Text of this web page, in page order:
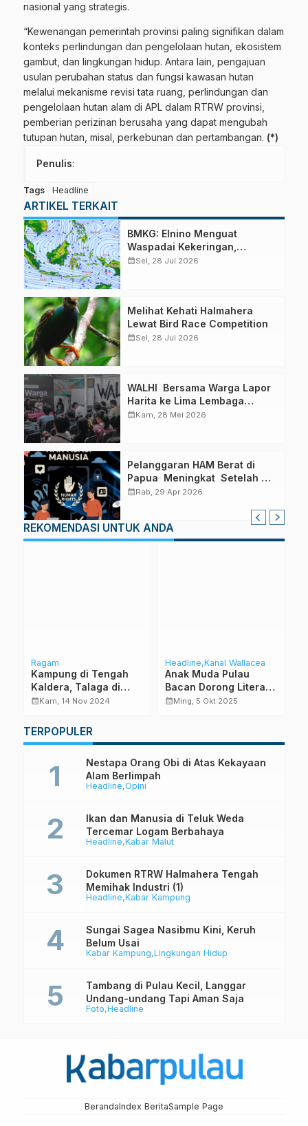
nasional yang strategis.
“Kewenangan pemerintah provinsi paling signifikan dalam
konteks perlindungan dan pengelolaan hutan, ekosistem
gambut, dan lingkungan hidup. Antara lain, pengajuan
usulan perubahan status dan fungsi kawasan hutan
melalui mekanisme revisi tata ruang, perlindungan dan
pengelolaan hutan alam di APL dalam RTRW provinsi,
pemberian perizinan berusaha yang dapat mengubah
tutupan hutan, misal, perkebunan dan pertambangan. (*)
Penulis:
Tags Headline
ARTIKEL TERKAIT
BMKG: Elnino Menguat
Waspadai Kekeringan,
Karhutla dan Angin Kencang
calendar_monthSel, 28 Jul 2026
Melihat Kehati Halmahera
Lewat Bird Race Competition
calendar_monthSel, 28 Jul 2026
WALHI Bersama Warga Lapor
Harita ke Lima Lembaga
Negara
calendar_monthKam, 28 Mei 2026
Pelanggaran HAM Berat di
Papua Meningkat Setelah
Indonesia Jadi Presiden
calendar_monthRab, 29 Apr 2026
REKOMENDASI UNTUK ANDA
Ragam
Kampung di Tengah
Kaldera, Talaga di
Tidore dan Aogashima
calendar_monthKam, 14 Nov 2024
Headline Kanal Wallacea
Anak Muda Pulau
Bacan Dorong Literasi,
Konservasi dan
calendar_monthMing, 5 Okt 2025
TERPOPULER
Headline Opini
Nestapa Orang Obi di Atas Kekayaan
Alam Berlimpah
Headline Kabar Malut
Ikan dan Manusia di Teluk Weda
Tercemar Logam Berbahaya
Headline Kabar Kampung
Dokumen RTRW Halmahera Tengah
Memihak Industri (1)
Kabar Kampung Lingkungan Hidup
Sungai Sagea Nasibmu Kini, Keruh
Belum Usai
Foto Headline
Tambang di Pulau Kecil, Langgar
Undang-undang Tapi Aman Saja
BerandaIndex BeritaSample Page